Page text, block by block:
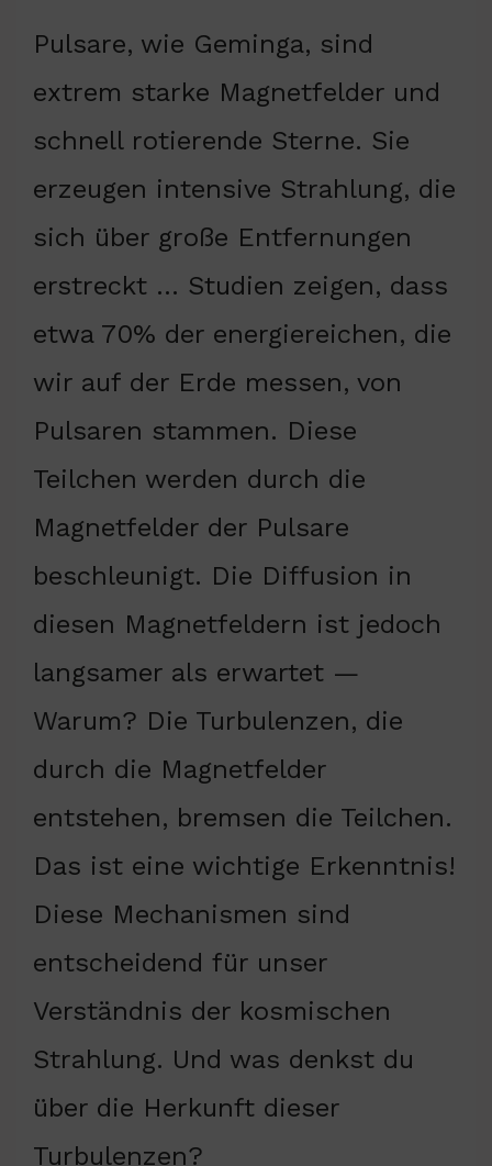
Pulsare, wie Geminga, sind
extrem starke Magnetfelder und
schnell rotierende Sterne. Sie
erzeugen intensive Strahlung, die
sich über große Entfernungen
erstreckt … Studien zeigen, dass
etwa 70% der energiereichen, die
wir auf der Erde messen, von
Pulsaren stammen. Diese
Teilchen werden durch die
Magnetfelder der Pulsare
beschleunigt. Die Diffusion in
diesen Magnetfeldern ist jedoch
langsamer als erwartet —
Warum? Die Turbulenzen, die
durch die Magnetfelder
entstehen, bremsen die Teilchen.
Das ist eine wichtige Erkenntnis!
Diese Mechanismen sind
entscheidend für unser
Verständnis der kosmischen
Strahlung. Und was denkst du
über die Herkunft dieser
Turbulenzen?